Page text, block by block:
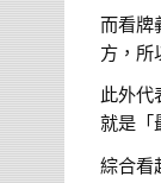
而看牌
方，所
此外代
就是「
綜合看